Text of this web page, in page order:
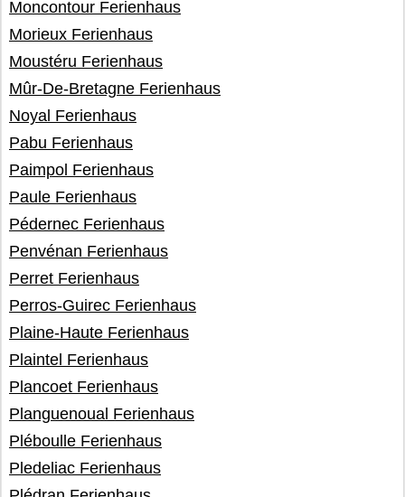
Moncontour Ferienhaus
Morieux Ferienhaus
Moustéru Ferienhaus
Mûr-De-Bretagne Ferienhaus
Noyal Ferienhaus
Pabu Ferienhaus
Paimpol Ferienhaus
Paule Ferienhaus
Pédernec Ferienhaus
Penvénan Ferienhaus
Perret Ferienhaus
Perros-Guirec Ferienhaus
Plaine-Haute Ferienhaus
Plaintel Ferienhaus
Plancoet Ferienhaus
Planguenoual Ferienhaus
Pléboulle Ferienhaus
Pledeliac Ferienhaus